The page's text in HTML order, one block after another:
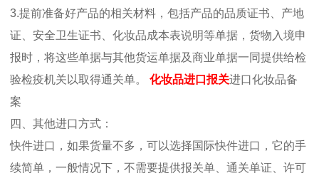
3.提前准备好产品的相关材料，包括产品的品质证书、产地
证、安全卫生证书、化妆品成本表说明等单据，货物入境申
报时，将这些单据与其他货运单据及商业单据一同提供给检
验检疫机关以取得通关单。 化妆品进口报关进口化妆品备
案
四、其他进口方式：
快件进口，如果货量不多，可以选择国际快件进口，它的手
续简单，一般情况下，不需要提供报关单、通关单证、许可